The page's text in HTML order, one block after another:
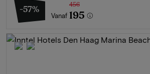
-57%
Vanaf
456
195